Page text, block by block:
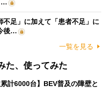
…
不足」に加えて「患者不足」に
後…
一覧を見る
た、使ってみた
累計6000台】BEV普及の障壁と